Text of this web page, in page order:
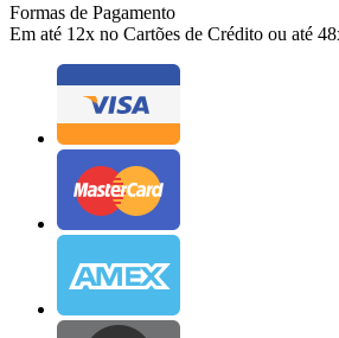
Formas de Pagamento
Em até 12x no Cartões de Crédito ou até